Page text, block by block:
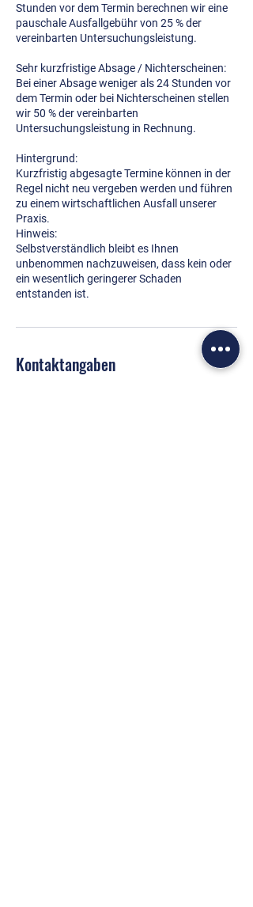
Stunden vor dem Termin berechnen wir eine
pauschale Ausfallgebühr von 25 % der
vereinbarten Untersuchungsleistung.
Sehr kurzfristige Absage / Nichterscheinen:
Bei einer Absage weniger als 24 Stunden vor
dem Termin oder bei Nichterscheinen stellen
wir 50 % der vereinbarten
Untersuchungsleistung in Rechnung.
Hintergrund:
Kurzfristig abgesagte Termine können in der
Regel nicht neu vergeben werden und führen
zu einem wirtschaftlichen Ausfall unserer
Praxis.
Hinweis:
Selbstverständlich bleibt es Ihnen
unbenommen nachzuweisen, dass kein oder
ein wesentlich geringerer Schaden
Kontaktangaben